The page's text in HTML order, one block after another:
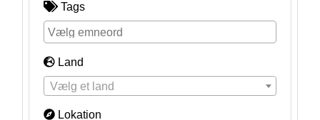
Tags
Land
Vælg et land
Lokation